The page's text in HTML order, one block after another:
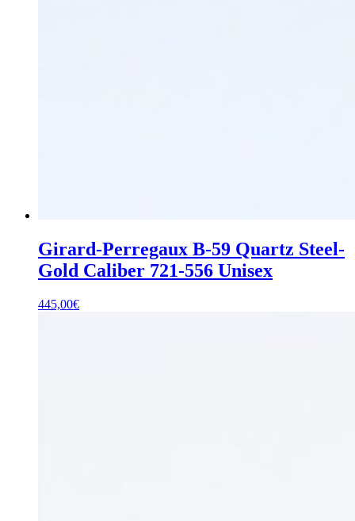
Girard-Perregaux B-59 Quartz Steel-
Gold Caliber 721-556 Unisex
445,00€